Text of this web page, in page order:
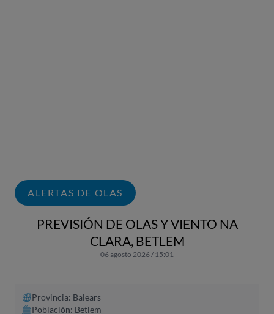
ALERTAS DE OLAS
PREVISIÓN DE OLAS Y VIENTO NA
CLARA, BETLEM
06 agosto 2026 / 15:01
Provincia: Balears
Población: Betlem